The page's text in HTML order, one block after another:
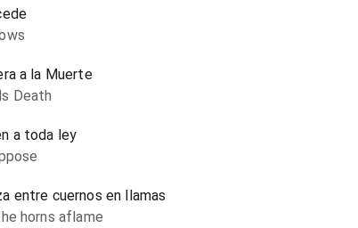
a la Muerte
Death
a toda ley
entre cuernos en llamas
horns aflame